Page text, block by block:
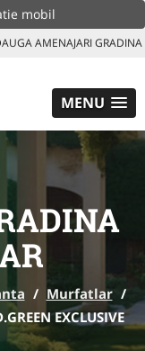
mobil
AMENAJARI GRADINA
MENU
/ Murfatlar /
EXCLUSIVE